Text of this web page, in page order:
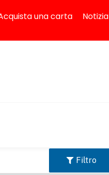
una carta Notizia
Filtro